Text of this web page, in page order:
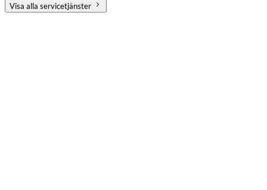
Visa alla servicetjänster